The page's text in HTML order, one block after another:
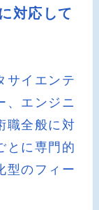
対応して
サイエンテ
、エンジニ
職全般に対
とに専門的
型のフィー